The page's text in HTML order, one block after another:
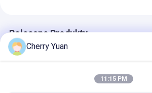
Polecane Produkty
Cherry Yuan
11:15 PM